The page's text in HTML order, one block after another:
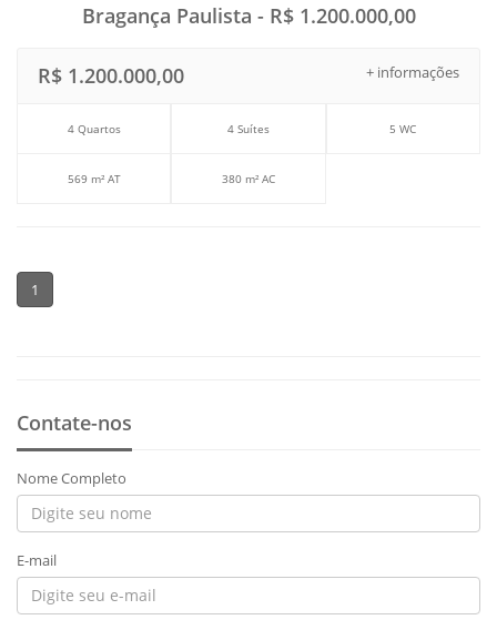
Bragança Paulista - R$ 1.200.000,00
+ informações
R$ 1.200.000,00
4 Quartos 4 Suítes 5 WC
569 m² AT 380 m² AC
1
Contate-nos
Nome Completo
E-mail